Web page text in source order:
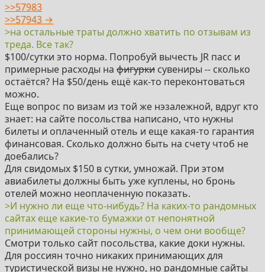
>>57983
>>57943 →
>на остальные траты должно хватить по отзывам из
треда. Все так?
$100/сутки это норма. Попробуй вычесть JR пасс и
примерные расходы на фигурки сувениры -- сколько
остаётся? На $50/день ещё как-то переконтоваться
можно.
Еще вопрос по визам из той же нэзалежной, вдруг кто
знает: на сайте посольства написано, что нужны
билеты и оплаченный отель и еще какая-то гарантия
финансовая. Сколько должно быть на счету чтоб не
доебались?
Для свидомых $150 в сутки, умножай. При этом
авиабилеты должны быть уже куплены, но бронь
отелей можно неоплаченную показать.
>И нужно ли еще что-нибудь? На каких-то рандомных
сайтах еще какие-то бумажки от непонятной
принимающей стороны нужны, о чем они вообще?
Смотри только сайт посольства, какие доки нужны.
Для россиян точно никаких принимающих для
туристической визы не нужно, но рандомные сайты